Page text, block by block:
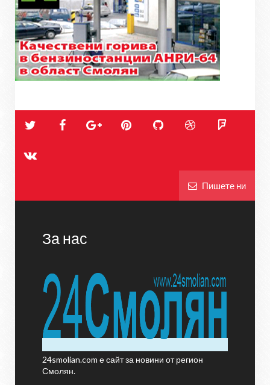
Пишете ни
За нас
24smolian.com е сайт за новини от регион
Смолян.